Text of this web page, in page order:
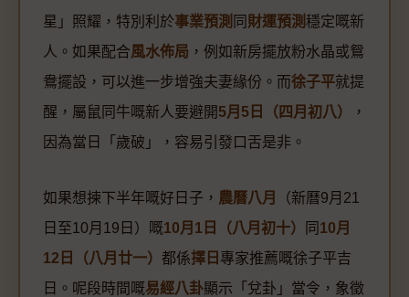
星」照耀，特別利於事業預測 同 財運預測穩定嘅新
人。如果配合風水佈局 ，例如新房擺放粉水晶或鴛
鴦擺設，可以進一步增強夫妻緣份。而徐子平就提
醒，屬鼠同牛嘅新人要避開5月5日（四月初八）
，
因為當日「歲破」，容易引發口舌是非。
如果想揀下半年嘅好日子， 農曆八月
（新曆9月21
日至10月19日）嘅10月1日（八月初十） 同 10月
12日（八月廿一） 都係擇日 專家推薦嘅徐子平吉
日。呢段時間嘅易經八卦顯示「兌卦」當令，象徵